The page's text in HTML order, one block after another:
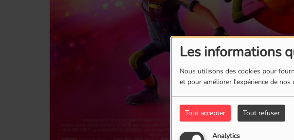
Les informations
Nous utilisons des cookies pour
et pour améliorer l'expérience de nos
Tout accepter Tout refuser
Analytics